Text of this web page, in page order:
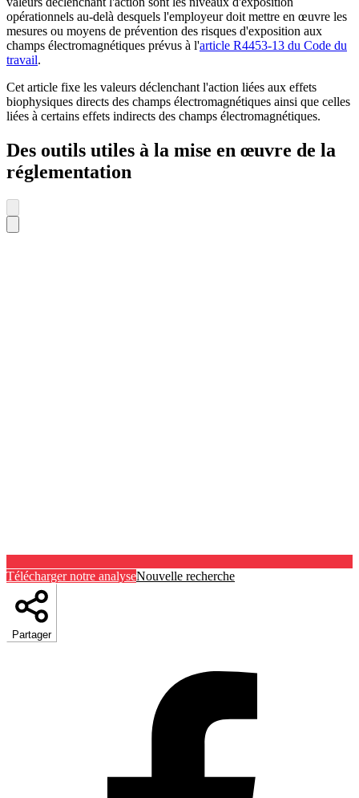
opérationnels au-delà desquels l'employeur doit mettre en œuvre les
mesures ou moyens de prévention des risques d'exposition aux
champs électromagnétiques prévus à l'article R4453-13 du Code du
travail.
Cet article fixe les valeurs déclenchant l'action liées aux effets
biophysiques directs des champs électromagnétiques ainsi que celles
liées à certains effets indirects des champs électromagnétiques.
Des outils utiles à la mise en œuvre de la
réglementation
Télécharger notre analyseNouvelle recherche
Partager